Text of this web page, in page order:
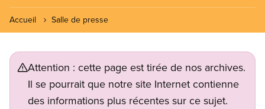
Accueil Salle de presse
Attention : cette page est tirée de nos archives.
Il se pourrait que notre site Internet contienne
des informations plus récentes sur ce sujet.